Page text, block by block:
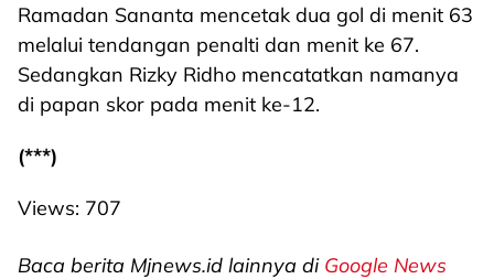
Ramadan Sananta mencetak dua gol di menit 63
melalui tendangan penalti dan menit ke 67.
Sedangkan Rizky Ridho mencatatkan namanya
di papan skor pada menit ke-12.
(***)
Views: 707
Baca berita Mjnews.id lainnya di Google News